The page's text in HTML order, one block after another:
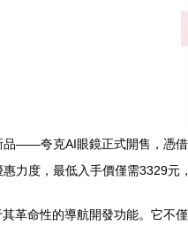
——夸克AI眼鏡正式開售，憑
力度，最低入手價僅需3329元
革命性的導航開發功能。它不